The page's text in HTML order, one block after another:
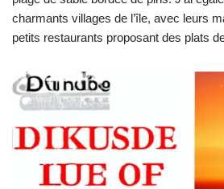
charmants villages de l’île, avec leurs
petits restaurants proposant des plats